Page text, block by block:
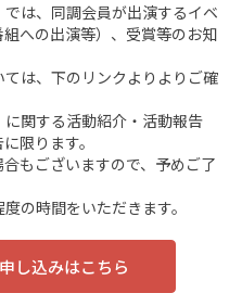
は、同調会員が出演するイベ
への出演等）、受賞等のお知
は、下のリンクよりよりご確
関する活動紹介・活動報告
限ります。
もございますので、予めご了
の時間をいただきます。
し込みはこちら